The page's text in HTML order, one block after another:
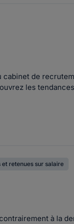
de
les
et retenues sur salaire
à la